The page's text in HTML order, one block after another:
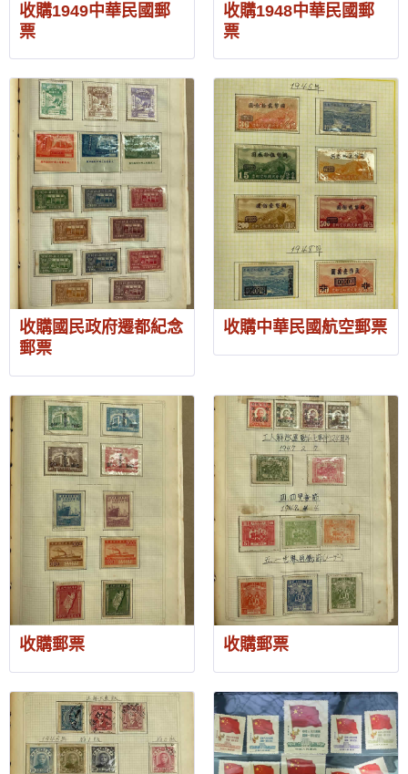
收購1949中華民國郵
票
收購1948中華民國郵
票
收購國民政府遷都紀念
郵票
收購中華民國航空郵票
收購郵票 收購郵票